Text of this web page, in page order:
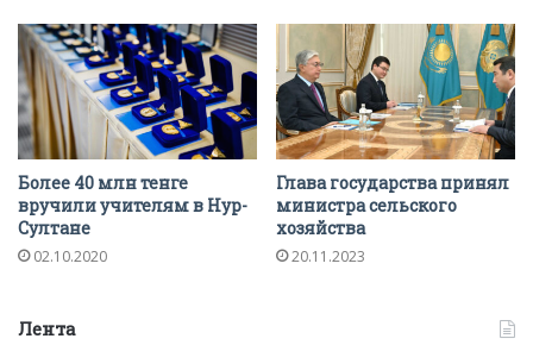
Более 40 млн тенге
вручили учителям в Нур-
Султане
02.10.2020
Глава государства принял
министра сельского
хозяйства
20.11.2023
Лента